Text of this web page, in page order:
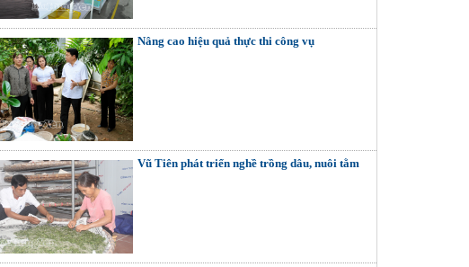
Nâng cao hiệu quả thực thi công vụ
Vũ Tiên phát triển nghề trồng dâu, nuôi tằm